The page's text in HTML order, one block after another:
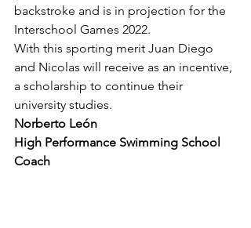
backstroke and is in projection for the
Interschool Games 2022.
With this sporting merit Juan Diego
and Nicolas will receive as an incentive,
a scholarship to continue their
university studies.
Norberto León
High Performance Swimming School
Coach